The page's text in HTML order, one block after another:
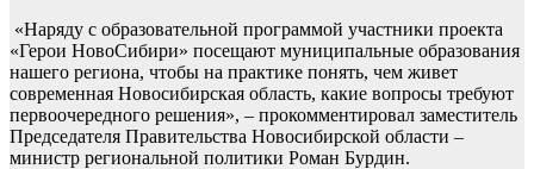
«Наряду с образовательной программой участники проекта
«Герои НовоСибири» посещают муниципальные образования
нашего региона, чтобы на практике понять, чем живет
современная Новосибирская область, какие вопросы требуют
первоочередного решения», – прокомментировал заместитель
Председателя Правительства Новосибирской области –
министр региональной политики Роман Бурдин.